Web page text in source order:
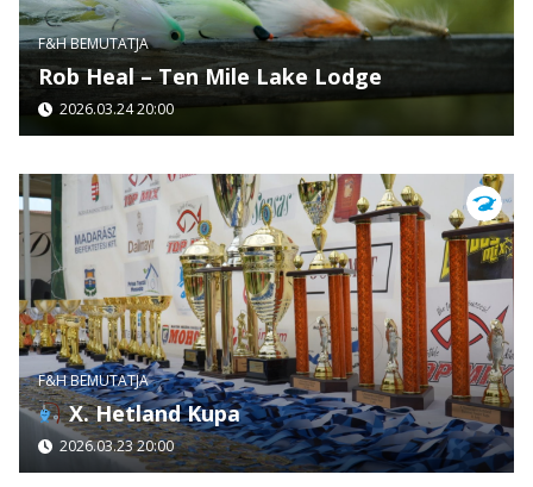
F&H BEMUTATJA
Rob Heal – Ten Mile Lake Lodge
2026.03.24 20:00
F&H BEMUTATJA
X. Hetland Kupa
2026.03.23 20:00